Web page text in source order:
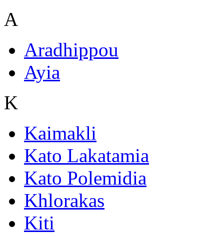
A
Aradhippou
Ayia
K
Kaimakli
Kato Lakatamia
Kato Polemidia
Khlorakas
Kiti